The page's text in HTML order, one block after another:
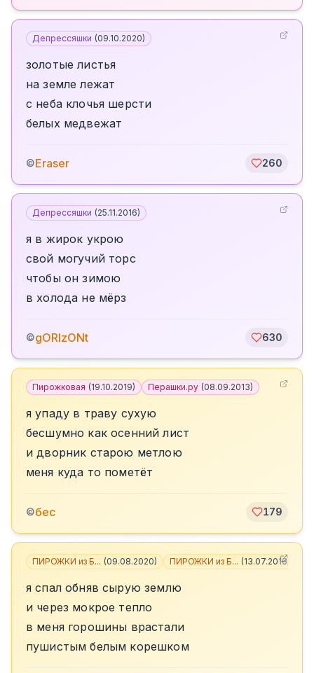
Депрессяшки (09.10.2020)
золотые листья
на земле лежат
с неба клочья шерсти
белых медвежат
©Eraser 260
Депрессяшки (25.11.2016)
я в жирок укрою
свой могучий торс
чтобы он зимою
в холода не мёрз
©gORIzONt 630
Пирожковая (19.10.2019) Перашки.ру (08.09.2013)
я упаду в траву сухую
бесшумно как осенний лист
и дворник старою метлою
меня куда то пометёт
©бес 179
ПИРОЖКИ из Б... (09.08.2020) ПИРОЖКИ из Б... (13.07.2016
я спал обняв сырую землю
и через мокрое тепло
в меня горошины врастали
пушистым белым корешком